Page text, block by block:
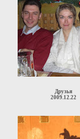
Друзья
2009.12.22